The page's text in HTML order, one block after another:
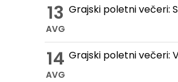
13
AVG
14
AVG